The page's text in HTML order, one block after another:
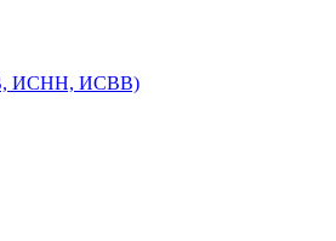
ИСНН, ИСВВ)